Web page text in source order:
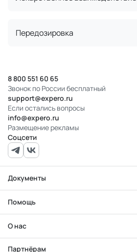
Передозировка
8 800 551 60 65
Звонок по России бесплатный
support@expero.ru
Если остались вопросы
info@expero.ru
Размещение рекламы
Соцсети
Документы
Помощь
О нас
Партнёрам